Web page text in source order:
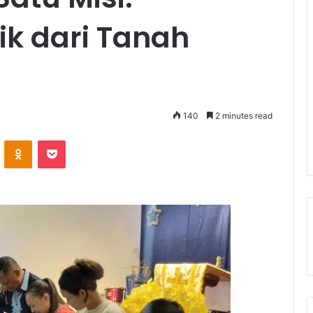
dari Tanah
140 2 minutes read